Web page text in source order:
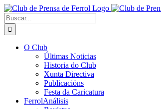
Saltar
al
contenido
Buscar:
O Club
Últimas Noticias
Historia do Club
Xunta Directiva
Publicacións
Festa da Caricatura
FerrolAnálisis